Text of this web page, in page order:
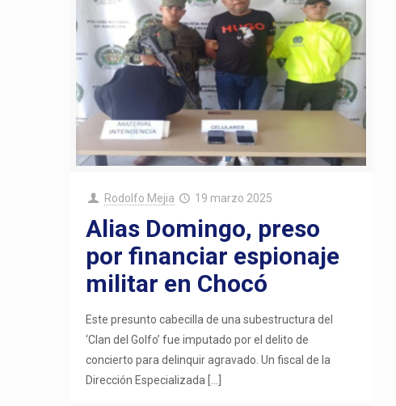
Rodolfo Mejia 19 marzo 2025
Alias Domingo, preso
por financiar espionaje
militar en Chocó
Este presunto cabecilla de una subestructura del
‘Clan del Golfo’ fue imputado por el delito de
concierto para delinquir agravado. Un fiscal de la
Dirección Especializada